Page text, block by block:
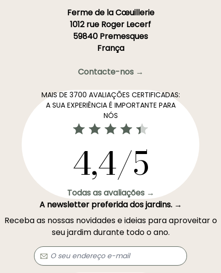
Ferme de la Cœuillerie
1012 rue Roger Lecerf
59840 Premesques
França
Contacte-nos →
MAIS DE 3700 AVALIAÇÕES CERTIFICADAS:
A SUA EXPERIÊNCIA É IMPORTANTE PARA
NÓS
4,4/5
Todas as avaliações →
A newsletter preferida dos jardins. →
Receba as nossas novidades e ideias para aproveitar o
seu jardim durante todo o ano.